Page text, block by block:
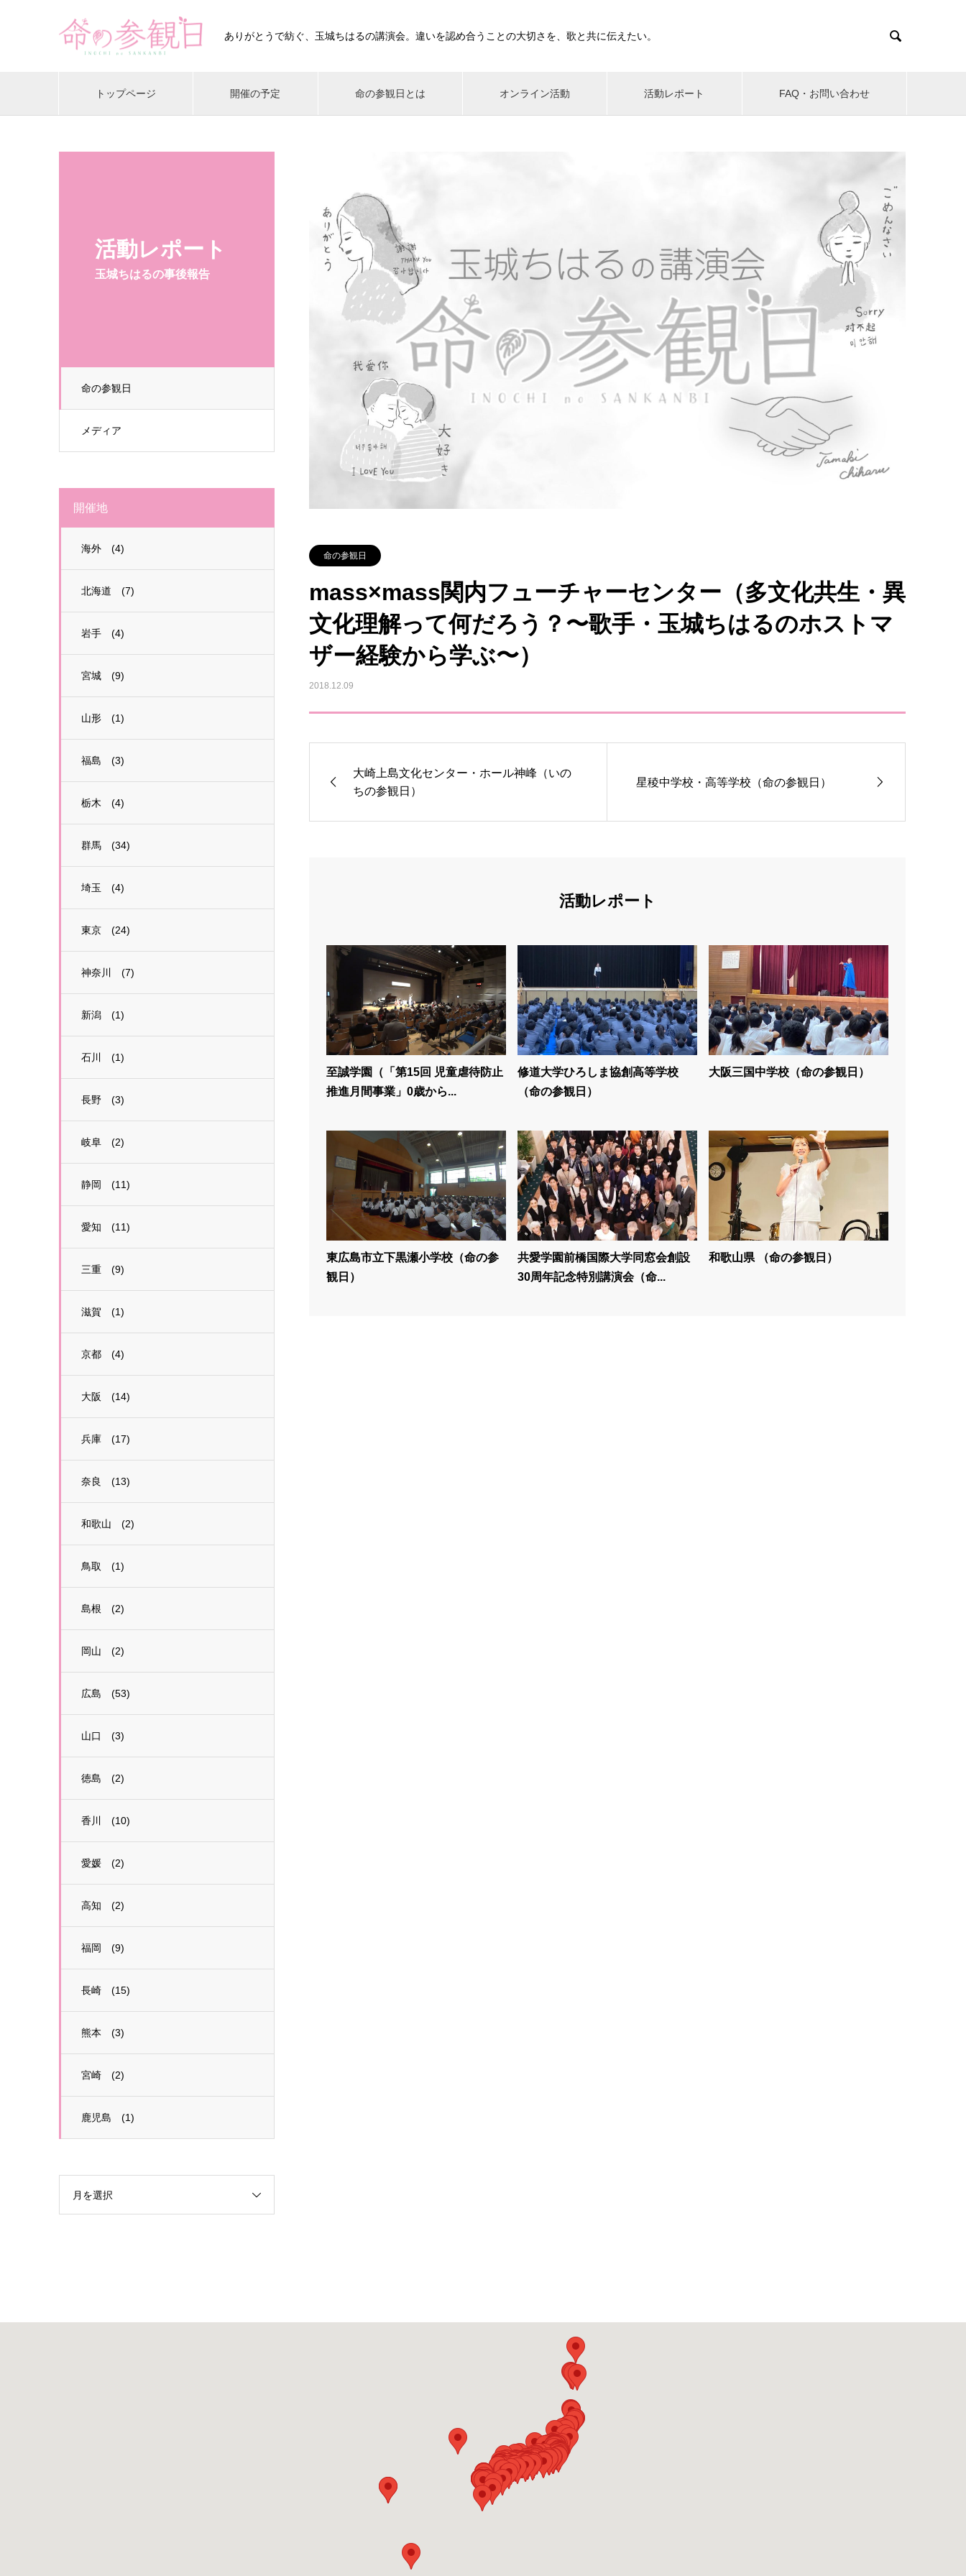
ありがとうで紡ぐ、玉城ちはるの講演会。違いを認め合うことの大切さを、歌と共に伝えたい。 
トップページ 開催の予定 命の参観日とは オンライン活動 活動レポート FAQ・お問い合わせ
活動レポート
玉城ちはるの事後報告
命の参観日
メディア
命の参観日
mass×mass関内フューチャーセンター（多文化共生・異
文化理解って何だろう？〜歌手・玉城ちはるのホストマ
ザー経験から学ぶ〜）
2018.12.09
大崎上島文化センター・ホール神峰（いの
ちの参観日）
星稜中学校・高等学校（命の参観日）
活動レポート
至誠学園（「第15回 児童虐待防止
推進月間事業」0歳から...
修道大学ひろしま協創高等学校
（命の参観日）
大阪三国中学校（命の参観日）
東広島市立下黒瀬小学校（命の参
観日）
共愛学園前橋国際大学同窓会創設
30周年記念特別講演会（命...
和歌山県 （命の参観日）
開催地
海外 (4)
北海道 (7)
岩手 (4)
宮城 (9)
山形 (1)
福島 (3)
栃木 (4)
群馬 (34)
埼玉 (4)
東京 (24)
神奈川 (7)
新潟 (1)
石川 (1)
長野 (3)
岐阜 (2)
静岡 (11)
愛知 (11)
三重 (9)
滋賀 (1)
京都 (4)
大阪 (14)
兵庫 (17)
奈良 (13)
和歌山 (2)
鳥取 (1)
島根 (2)
岡山 (2)
広島 (53)
山口 (3)
徳島 (2)
香川 (10)
愛媛 (2)
高知 (2)
福岡 (9)
長崎 (15)
熊本 (3)
宮崎 (2)
鹿児島 (1)
月を選択